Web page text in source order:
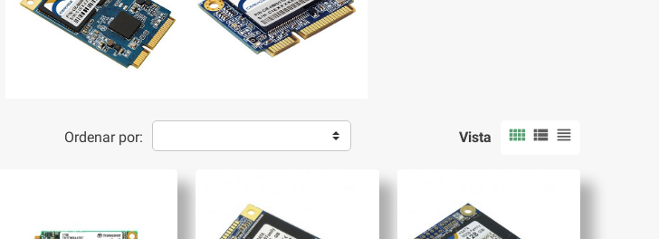
Ordenar por: Vista   